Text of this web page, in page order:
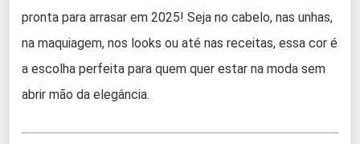
pronta para arrasar em 2025! Seja no cabelo, nas unhas,
na maquiagem, nos looks ou até nas receitas, essa cor é
a escolha perfeita para quem quer estar na moda sem
abrir mão da elegância.